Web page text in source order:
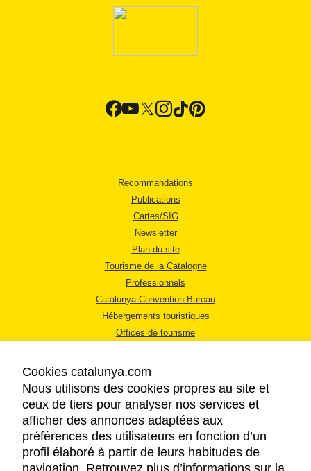
Recommandations
Publications
Cartes/SIG
Newsletter
Plan du site
Tourisme de la Catalogne
Professionnels
Catalunya Convention Bureau
Hébergements touristiques
Offices de tourisme
MENTIONS LÉGALES
RÈGLES DE CONFIDENTIALITÉ
COOKIES
Cookies catalunya.com
Nous utilisons des cookies propres au site et
ceux de tiers pour analyser nos services et
afficher des annonces adaptées aux
préférences des utilisateurs en fonction d’un
profil élaboré à partir de leurs habitudes de
navigation. Retrouvez plus d’informations sur la